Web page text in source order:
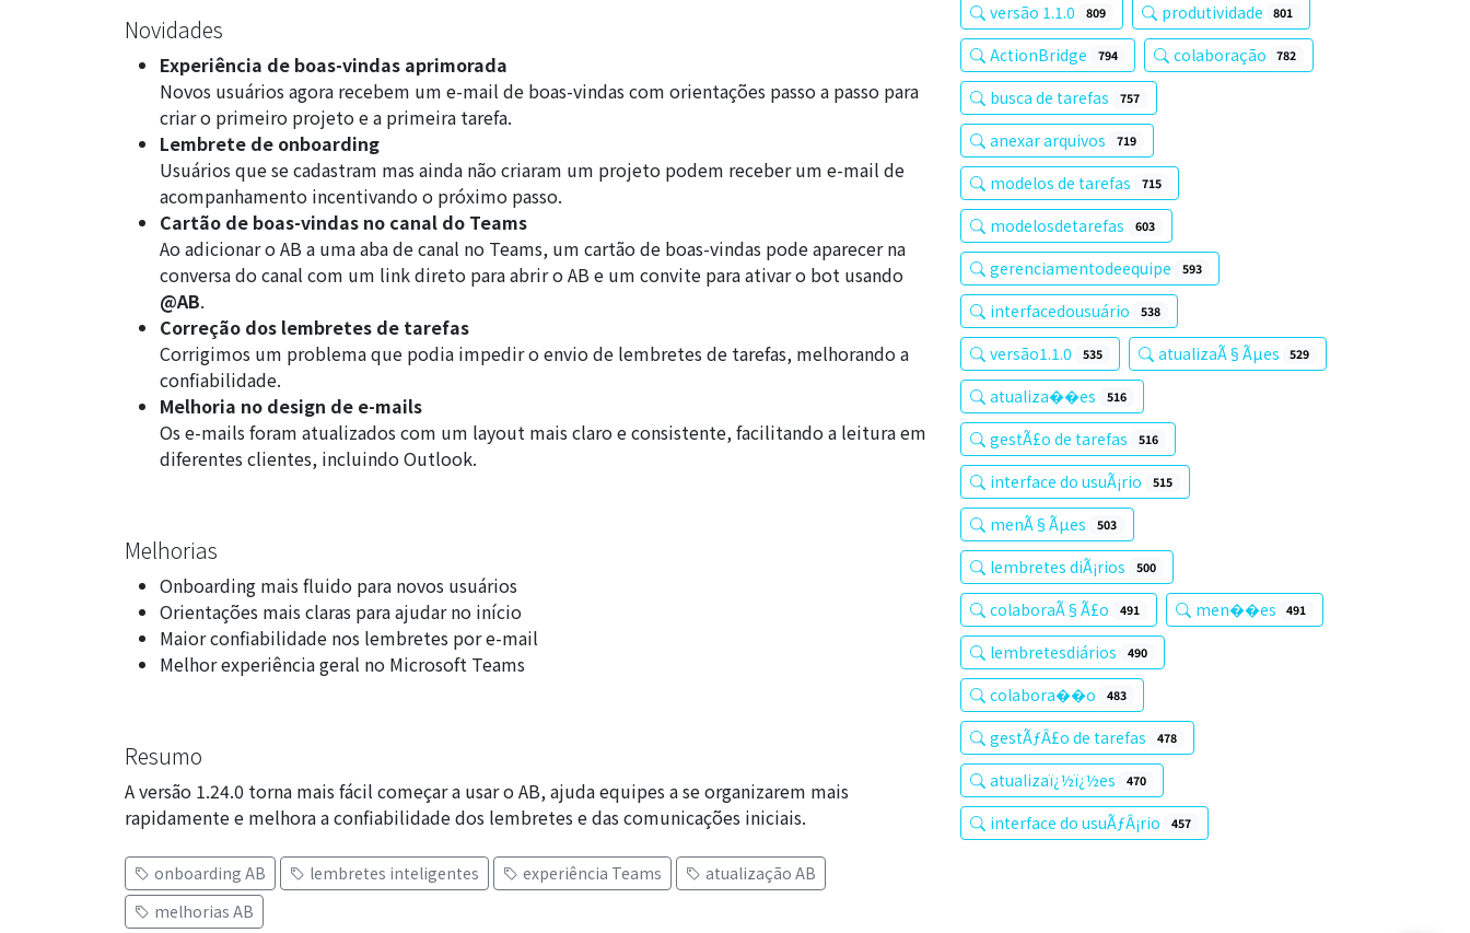
Novidades
Experiência de boas-vindas aprimorada
Novos usuários agora recebem um e-mail de boas-vindas com orientações passo a passo para
criar o primeiro projeto e a primeira tarefa.
Lembrete de onboarding
Usuários que se cadastram mas ainda não criaram um projeto podem receber um e-mail de
acompanhamento incentivando o próximo passo.
Cartão de boas-vindas no canal do Teams
Ao adicionar o AB a uma aba de canal no Teams, um cartão de boas-vindas pode aparecer na
conversa do canal com um link direto para abrir o AB e um convite para ativar o bot usando
@AB.
Correção dos lembretes de tarefas
Corrigimos um problema que podia impedir o envio de lembretes de tarefas, melhorando a
confiabilidade.
Melhoria no design de e-mails
Os e-mails foram atualizados com um layout mais claro e consistente, facilitando a leitura em
diferentes clientes, incluindo Outlook.
Melhorias
Onboarding mais fluido para novos usuários
Orientações mais claras para ajudar no início
Maior confiabilidade nos lembretes por e-mail
Melhor experiência geral no Microsoft Teams
Resumo
A versão 1.24.0 torna mais fácil começar a usar o AB, ajuda equipes a se organizarem mais
rapidamente e melhora a confiabilidade dos lembretes e das comunicações iniciais.
onboarding AB lembretes inteligentes experiência Teams
atualização AB
melhorias AB
versão 1.1.0 809 produtividade 801
ActionBridge 794 colaboração 782
busca de tarefas 757
anexar arquivos 719
modelos de tarefas 715
modelosdetarefas 603
gerenciamentodeequipe 593
interfacedousuário 538
versão1.1.0 535 atualizaÃ§Ãµes 529
atualiza��es 516
gestÃ£o de tarefas 516
interface do usuÃ¡rio 515
menÃ§Ãµes 503
lembretes diÃ¡rios 500
colaboraÃ§Ã£o 491 men��es 491
lembretesdiários 490
colabora��o 483
gestÃƒÂ£o de tarefas 478
atualizaï¿½ï¿½es 470
interface do usuÃƒÂ¡rio 457